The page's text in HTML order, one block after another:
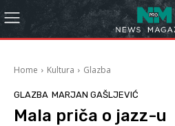
Home Kultura Glazba
GLAZBA MARJAN GAŠLJEVIĆ
Mala priča o jazz-u